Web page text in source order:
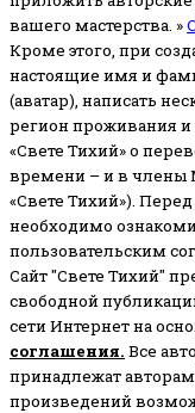
вашего мастерства. »
Кроме этого, при
настоящие имя и
(аватар), написать
регион проживания
«Свете Тихий» о
времени – и в
«Свете Тихий»).
необходимо
пользовательским
Сайт "Свете Тихий"
свободной
сети Интернет на
соглашения. Все
принадлежат
произведений